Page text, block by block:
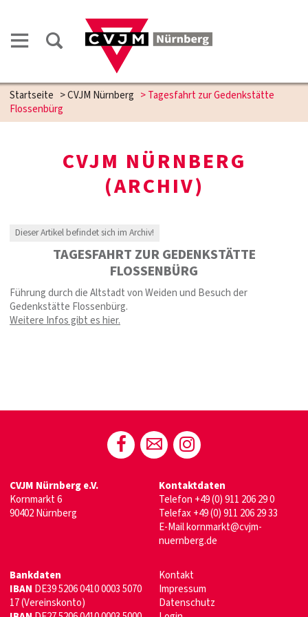
Startseite >CVJM Nürnberg >Tagesfahrt zur Gedenkstätte
Flossenbürg
CVJM NÜRNBERG
(ARCHIV)
Dieser Artikel befindet sich im Archiv!
TAGESFAHRT ZUR GEDENKSTÄTTE
FLOSSENBÜRG
Führung durch die Altstadt von Weiden und Besuch der
Gedenkstätte Flossenbürg.
Weitere Infos gibt es hier.
CVJM Nürnberg e.V.
Kornmarkt 6
90402 Nürnberg
Kontaktdaten
Telefon +49 (0) 911 206 29 0
Telefax +49 (0) 911 206 29 33
E-Mailkornmarkt@cvjm-
nuernberg.de
Bankdaten
IBAN DE39 5206 0410 0003 5070
17 (Vereinskonto)
Kontakt
Impressum
Datenschutz